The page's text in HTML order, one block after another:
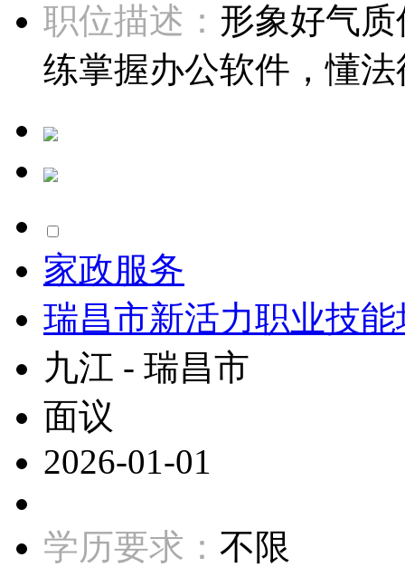
职位描述： 形象好气
练掌握办公软件，懂
家政服务
瑞昌市新活力职业技
九江 - 瑞昌市
面议
2026-01-01
学历要求： 不限